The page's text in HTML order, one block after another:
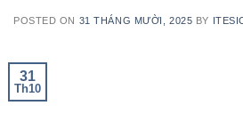
POSTED ON 31 THÁNG MƯỜI, 2025 BY
31
Th10